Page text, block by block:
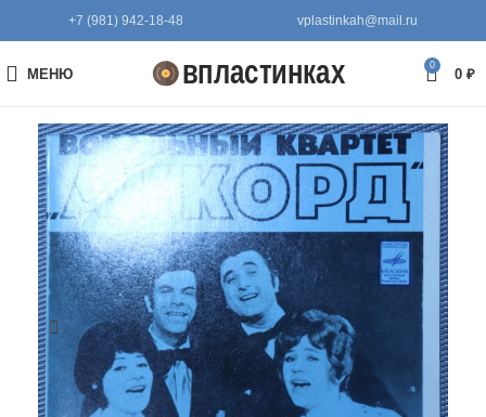
+7 (981) 942-18-48 vplastinkah@mail.ru
МЕНЮ
0
0 ₽